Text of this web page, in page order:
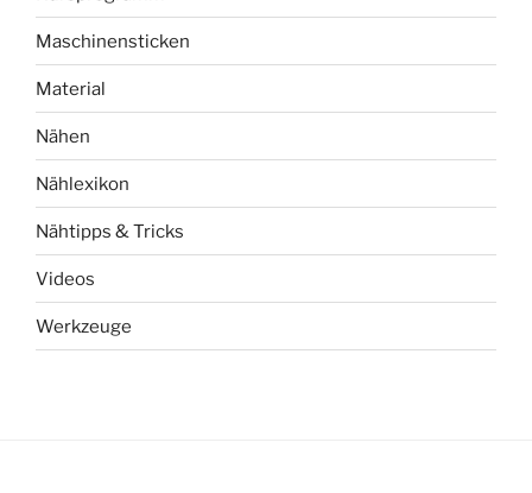
Maschinensticken
Material
Nähen
Nählexikon
Nähtipps & Tricks
Videos
Werkzeuge